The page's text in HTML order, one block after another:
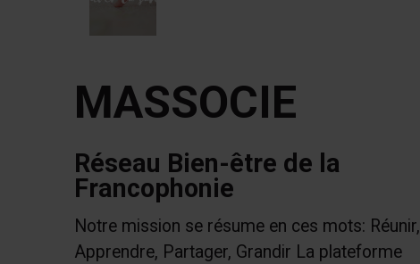
MASSOCIE
Réseau Bien-être de la
Francophonie
Notre mission se résume en ces mots: Réunir,
Apprendre, Partager, Grandir La plateforme